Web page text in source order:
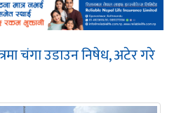
चंगा उडाउन निषेध, अटेर गरे